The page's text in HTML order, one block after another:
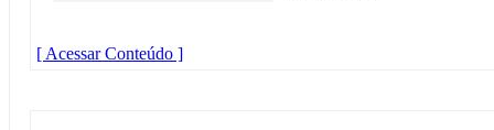
[ Acessar Conteúdo ]